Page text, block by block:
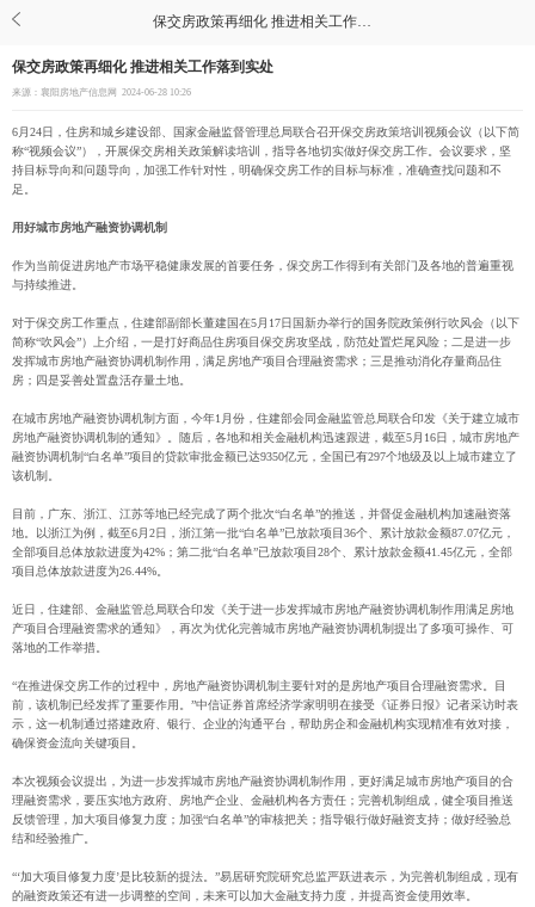
保交房政策再细化 推进相关工作落到实处
保交房政策再细化 推进相关工作落到实处
来源：襄阳房地产信息网 2024-06-28 10:26
6月24日，住房和城乡建设部、国家金融监督管理总局联合召开保交房政策培训视频会议（以下简
称“视频会议”），开展保交房相关政策解读培训，指导各地切实做好保交房工作。会议要求，坚
持目标导向和问题导向，加强工作针对性，明确保交房工作的目标与标准，准确查找问题和不
足。
用好城市房地产融资协调机制
作为当前促进房地产市场平稳健康发展的首要任务，保交房工作得到有关部门及各地的普遍重视
与持续推进。
对于保交房工作重点，住建部副部长董建国在5月17日国新办举行的国务院政策例行吹风会（以下
简称“吹风会”）上介绍，一是打好商品住房项目保交房攻坚战，防范处置烂尾风险；二是进一步
发挥城市房地产融资协调机制作用，满足房地产项目合理融资需求；三是推动消化存量商品住
房；四是妥善处置盘活存量土地。
在城市房地产融资协调机制方面，今年1月份，住建部会同金融监管总局联合印发《关于建立城市
房地产融资协调机制的通知》。随后，各地和相关金融机构迅速跟进，截至5月16日，城市房地产
融资协调机制“白名单”项目的贷款审批金额已达9350亿元，全国已有297个地级及以上城市建立了
该机制。
目前，广东、浙江、江苏等地已经完成了两个批次“白名单”的推送，并督促金融机构加速融资落
地。以浙江为例，截至6月2日，浙江第一批“白名单”已放款项目36个、累计放款金额87.07亿元，
全部项目总体放款进度为42%；第二批“白名单”已放款项目28个、累计放款金额41.45亿元，全部
项目总体放款进度为26.44%。
近日，住建部、金融监管总局联合印发《关于进一步发挥城市房地产融资协调机制作用满足房地
产项目合理融资需求的通知》，再次为优化完善城市房地产融资协调机制提出了多项可操作、可
落地的工作举措。
“在推进保交房工作的过程中，房地产融资协调机制主要针对的是房地产项目合理融资需求。目
前，该机制已经发挥了重要作用。”中信证券首席经济学家明明在接受《证券日报》记者采访时表
示，这一机制通过搭建政府、银行、企业的沟通平台，帮助房企和金融机构实现精准有效对接，
确保资金流向关键项目。
本次视频会议提出，为进一步发挥城市房地产融资协调机制作用，更好满足城市房地产项目的合
理融资需求，要压实地方政府、房地产企业、金融机构各方责任；完善机制组成，健全项目推送
反馈管理，加大项目修复力度；加强“白名单”的审核把关；指导银行做好融资支持；做好经验总
结和经验推广。
“‘加大项目修复力度’是比较新的提法。”易居研究院研究总监严跃进表示，为完善机制组成，现有
的融资政策还有进一步调整的空间，未来可以加大金融支持力度，并提高资金使用效率。